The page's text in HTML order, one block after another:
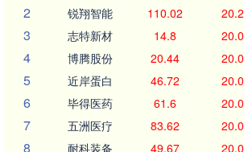
2 锐翔智能 110.02
3 志特新材 14.8
4 博腾股份 20.44
5 近岸蛋白 46.72
6 毕得医药 61.6
7 五洲医疗 83.62
8 耐科装备 49.67